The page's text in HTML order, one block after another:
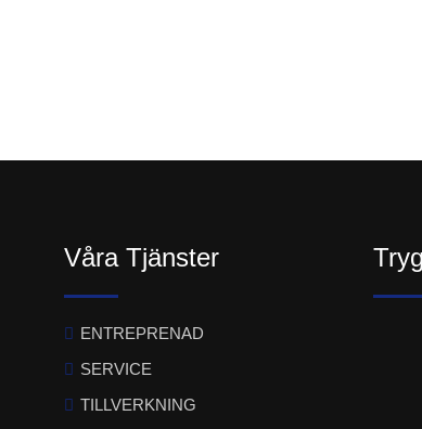
Våra Tjänster
ENTREPRENAD
SERVICE
TILLVERKNING